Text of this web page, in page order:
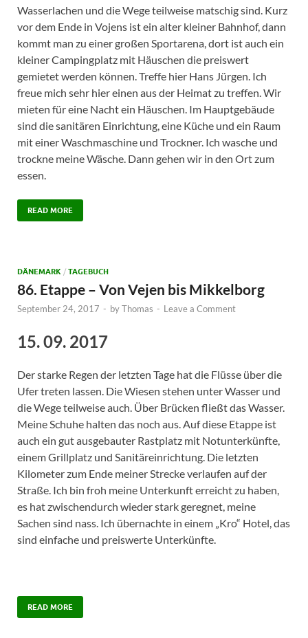
Wasserlachen und die Wege teilweise matschig sind. Kurz
vor dem Ende in Vojens ist ein alter kleiner Bahnhof, dann
kommt man zu einer großen Sportarena, dort ist auch ein
kleiner Campingplatz mit Häuschen die preiswert
gemietet werden können. Treffe hier Hans Jürgen. Ich
freue mich sehr hier einen aus der Heimat zu treffen. Wir
mieten für eine Nacht ein Häuschen. Im Hauptgebäude
sind die sanitären Einrichtung, eine Küche und ein Raum
mit einer Waschmaschine und Trockner. Ich wasche und
trockne meine Wäsche. Dann gehen wir in den Ort zum
essen.
READ MORE
DÄNEMARK / TAGEBUCH
86. Etappe – Von Vejen bis Mikkelborg
September 24, 2017 - byThomas - Leave a Comment
15. 09. 2017
Der starke Regen der letzten Tage hat die Flüsse über die
Ufer treten lassen. Die Wiesen stehen unter Wasser und
die Wege teilweise auch. Über Brücken fließt das Wasser.
Meine Schuhe halten das noch aus. Auf diese Etappe ist
auch ein gut ausgebauter Rastplatz mit Notunterkünfte,
einem Grillplatz und Sanitäreinrichtung. Die letzten
Kilometer zum Ende meiner Strecke verlaufen auf der
Straße. Ich bin froh meine Unterkunft erreicht zu haben,
es hat zwischendurch wieder stark geregnet, meine
Sachen sind nass. Ich übernachte in einem „Kro“ Hotel, das
sind einfache und preiswerte Unterkünfte.
READ MORE